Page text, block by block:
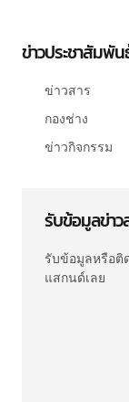
ข่าวประชาสัมพัน
ข่าวสาร
กองช่าง
ข่าวกิจกรรม
รับข้อมูลข่าว
รับข้อมูลหรือติ
แสกนด์เลย